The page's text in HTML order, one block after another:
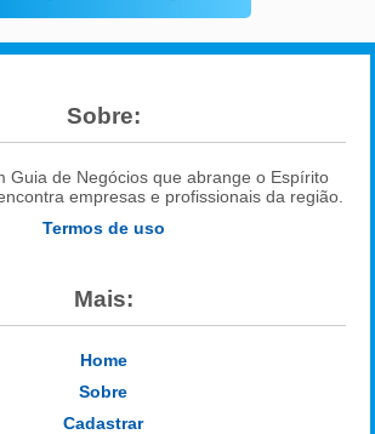
Sobre:
Guia de Negócios que abrange o Espírito
empresas e profissionais da região.
Termos de uso
Mais:
Home
Sobre
Cadastrar